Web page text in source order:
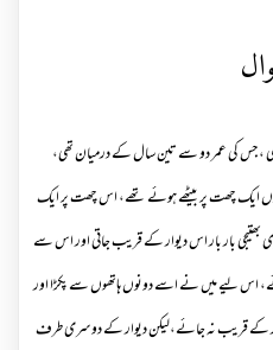
، جس کی عمر دو سے تین سال کے درمیان تھی،
ایک چھت پر بیٹھے ہوئے تھے، اس چھت پر ایک
بھتیجی بار بار اس دیوار کے قریب جاتی اور اس سے
اس لیے میں نے اسے دونوں ہاتھوں سے پکڑا اور
کے قریب نہ جائے،لیکن دیوار کے دوسری طرف